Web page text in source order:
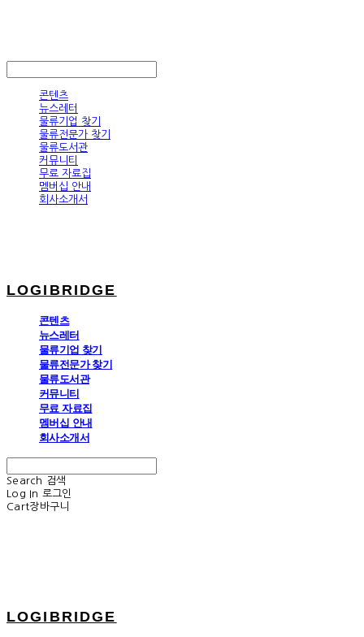
콘텐츠
뉴스레터
물류기업 찾기
물류전문가 찾기
물류도서관
커뮤니티
무료 자료집
멤버십 안내
회사소개서
LOGIBRIDGE
콘텐츠
뉴스레터
물류기업 찾기
물류전문가 찾기
물류도서관
커뮤니티
무료 자료집
멤버십 안내
회사소개서
Search
검색
Log In 로그인
Cart장바구니
LOGIBRIDGE